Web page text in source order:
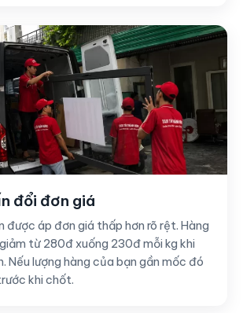
đổi đơn giá
được áp đơn giá thấp hơn rõ rệt. Hàng
từ 280đ xuống 230đ mỗi kg khi
Nếu lượng hàng của bạn gần mốc đó
khi chốt.